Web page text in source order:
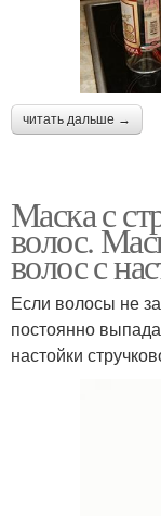
читать дальше →
Маска с
волос.
волос с
Если волосы не
постоянно
настойки